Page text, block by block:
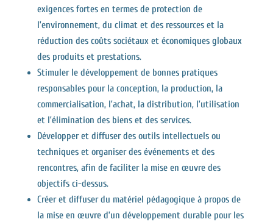
exigences fortes en termes de protection de
l’environnement, du climat et des ressources et la
réduction des coûts sociétaux et économiques globaux
des produits et prestations.
Stimuler le développement de bonnes pratiques
responsables pour la conception, la production, la
commercialisation, l’achat, la distribution, l’utilisation
et l’élimination des biens et des services.
Développer et diffuser des outils intellectuels ou
techniques et organiser des événements et des
rencontres, afin de faciliter la mise en œuvre des
objectifs ci-dessus.
Créer et diffuser du matériel pédagogique à propos de
la mise en œuvre d’un développement durable pour les